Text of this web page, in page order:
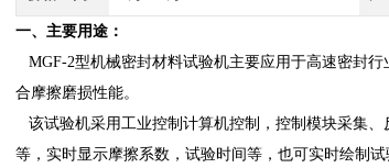
一、主要用途：
MGF-2型机械密封材料试验机主要应用于高速密封
合摩擦磨损性能。
该试验机采用工业控制计算机控制，控制模块采集
等，实时显示摩擦系数，试验时间等，也可实时绘制